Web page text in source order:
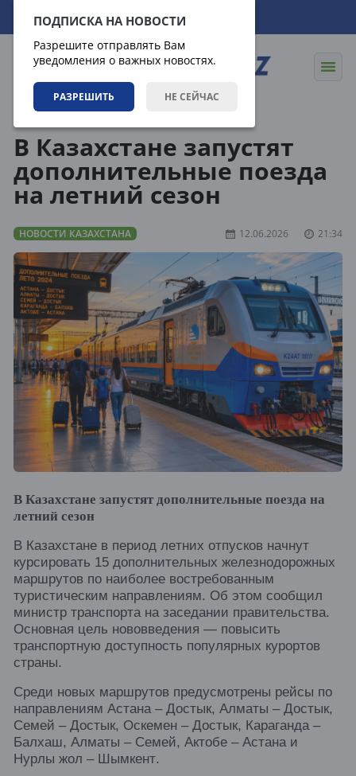
ПОДПИСКА НА НОВОСТИ
Разрешите отправлять Вам
уведомления о важных новостях.
РАЗРЕШИТЬ НЕ СЕЙЧАС
07.08.2026 18:32:34
В Казахстане запустят
дополнительные поезда
на летний сезон
НОВОСТИ КАЗАХСТАНА 12.06.2026 21:34
В Казахстане запустят дополнительные поезда на
летний сезон
В Казахстане в период летних отпусков начнут
курсировать 15 дополнительных железнодорожных
маршрутов по наиболее востребованным
туристическим направлениям. Об этом сообщил
министр транспорта на заседании правительства.
Основная цель нововведения — повысить
транспортную доступность популярных курортов
страны.
Среди новых маршрутов предусмотрены рейсы по
направлениям Астана – Достык, Алматы – Достык,
Семей – Достык, Оскемен – Достык, Караганда –
Балхаш, Алматы – Семей, Актобе – Астана и
Нурлы жол – Шымкент.